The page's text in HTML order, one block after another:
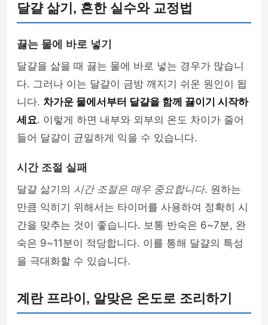
달걀 삶기, 흔한 실수와 교정법
끓는 물에 바로 넣기
달걀을 삶을 때 끓는 물에 바로 넣는 경우가 많습니
다. 그러나 이는 달걀이 금방 깨지기 쉬운 원인이 됩
니다. 차가운 물에서부터 달걀을 함께 끓이기 시작하
세요. 이렇게 하면 내부와 외부의 온도 차이가 줄어
들어 달걀이 균일하게 익을 수 있습니다.
시간 조절 실패
달걀 삶기의 시간 조절은 매우 중요합니다. 원하는
만큼 익히기 위해서는 타이머를 사용하여 정확히 시
간을 맞추는 것이 좋습니다. 보통 반숙은 6~7분, 완
숙은 9~11분이 적당합니다. 이를 통해 달걀의 특성
을 극대화할 수 있습니다.
계란 프라이, 알맞은 온도로 조리하기